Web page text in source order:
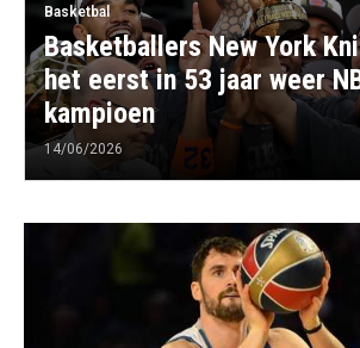
Basketbal
Basketballers New York
het eerst in 53 jaar weer
kampioen
14/06/2026